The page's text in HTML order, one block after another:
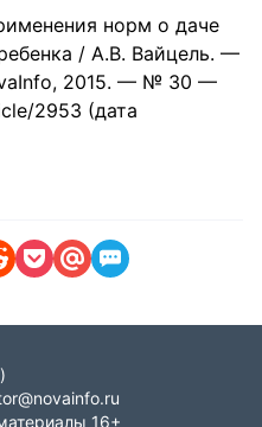
норм о даче
/ А.В. Вайцель. —
2015. — № 30 —
2953 (дата
16+